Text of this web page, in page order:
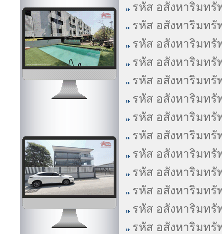
รหัส อสังหาริมทรั
รหัส อสังหาริมทรั
รหัส อสังหาริมทรั
รหัส อสังหาริมทรั
รหัส อสังหาริมทรั
รหัส อสังหาริมทรั
รหัส อสังหาริมทรั
รหัส อสังหาริมทรั
รหัส อสังหาริมทรั
รหัส อสังหาริมทรั
รหัส อสังหาริมทรั
รหัส อสังหาริมทรั
รหัส อสังหาริมทรั